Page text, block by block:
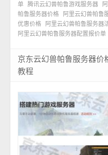
单 腾讯云幻兽帕鲁游戏服务器
帕鲁服务器价格
阿里云幻兽帕鲁
优惠价格
阿里云幻兽帕鲁服务器
阿里云幻兽帕鲁服务器配置报价单
京东云幻兽帕鲁服务器价
教程